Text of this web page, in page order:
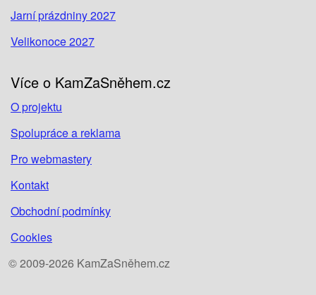
Jarní prázdniny 2027
Velikonoce 2027
Více o KamZaSněhem.cz
O projektu
Spolupráce a reklama
Pro webmastery
Kontakt
Obchodní podmínky
Cookies
© 2009-2026 KamZaSněhem.cz